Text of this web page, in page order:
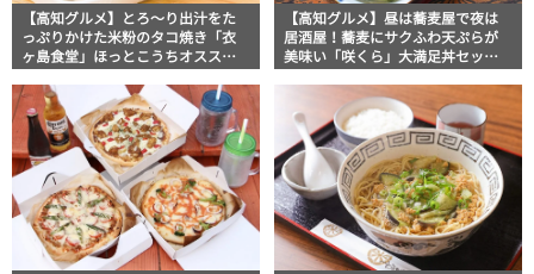
【高知グルメ】とろ〜り出汁をた
っぷりかけた米粉のタコ焼き「衣
ヶ島食堂」ほっとこうちオススメ
【高知グルメ】昼は蕎麦屋で夜は
居酒屋！蕎麦にサクふわ天ぷらが
美味い「咲くら」大満足丼セッ